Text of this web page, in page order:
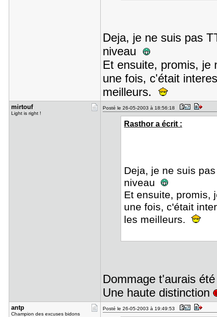
Deja, je ne suis pas
niveau
Et ensuite, promis, je
une fois, c'était
meilleurs.
mirtouf
Light is right !
Posté le 26-05-2003 à 18:56:18
Rasthor a écrit :
Deja, je ne suis
niveau
Et ensuite, promis,
une fois, c'était
les meilleurs.
Dommage t'aurais
Une haute distinction
antp
Champion des excuses bidons
Posté le 26-05-2003 à 19:49:53